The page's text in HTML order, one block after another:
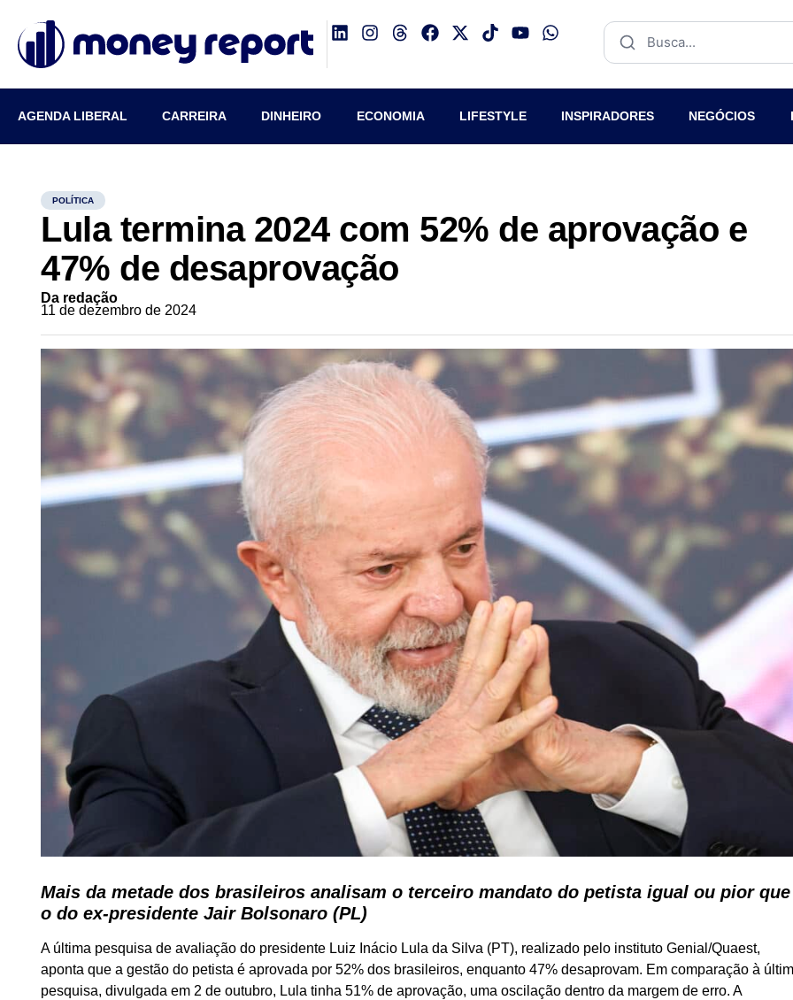
AGENDA LIBERAL CARREIRA DINHEIRO ECONOMIA LIFESTYLE INSPIRADORES NEGÓCIOS
POLÍTICA
Lula termina 2024 com 52% de aprovação e
47% de desaprovação
Da redação
11 de dezembro de 2024
Mais da metade dos brasileiros analisam o terceiro mandato do petista igual ou pior que
o do ex-presidente Jair Bolsonaro (PL)
A última pesquisa de avaliação do presidente Luiz Inácio Lula da Silva (PT), realizado pelo instituto Genial/Quaest,
aponta que a gestão do petista é aprovada por 52% dos brasileiros, enquanto 47% desaprovam. Em comparação à
pesquisa, divulgada em 2 de outubro, Lula tinha 51% de aprovação, uma oscilação dentro da margem de erro. A